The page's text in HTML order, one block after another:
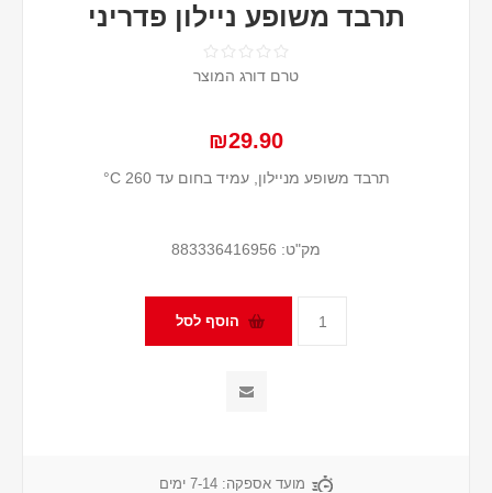
תרבד משופע ניילון פדריני
טרם דורג המוצר
₪29.90
תרבד משופע מניילון, עמיד בחום עד 260 C°
מק"ט: 883336416956
מועד אספקה: 7-14 ימים